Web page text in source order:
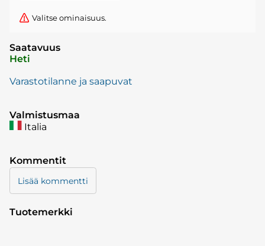
Valitse ominaisuus.
Saatavuus
Heti
Varastotilanne ja saapuvat
Valmistusmaa
Italia
Kommentit
Lisää kommentti
Tuotemerkki